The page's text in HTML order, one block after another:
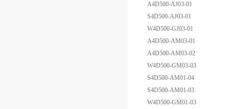
A4D500-AJ03-01
S4D500-AJ03-01
W4D500-GJ03-01
A4D500-AM03-01
A4D500-AM03-02
W4D500-GM03-03
S4D500-AM01-04
S4D500-AM01-03
W4D500-GM01-03